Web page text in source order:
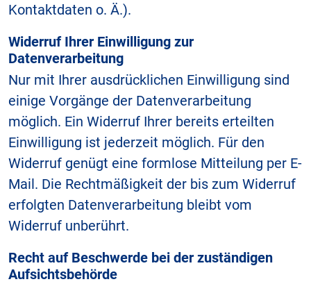
Kontaktdaten o. Ä.).
Widerruf Ihrer Einwilligung zur
Datenverarbeitung
Nur mit Ihrer ausdrücklichen Einwilligung sind
einige Vorgänge der Datenverarbeitung
möglich. Ein Widerruf Ihrer bereits erteilten
Einwilligung ist jederzeit möglich. Für den
Widerruf genügt eine formlose Mitteilung per E-
Mail. Die Rechtmäßigkeit der bis zum Widerruf
erfolgten Datenverarbeitung bleibt vom
Widerruf unberührt.
Recht auf Beschwerde bei der zuständigen
Aufsichtsbehörde